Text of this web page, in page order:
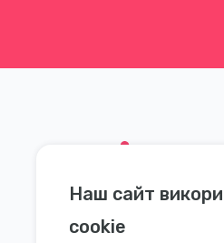
Соціальні
Наш сайт
cookie